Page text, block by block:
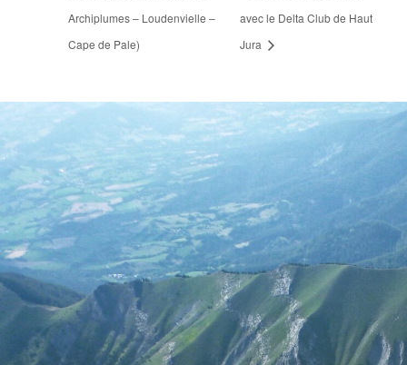
Archiplumes – Loudenvielle –
Cape de Pale)
avec le Delta Club de Haut
Jura